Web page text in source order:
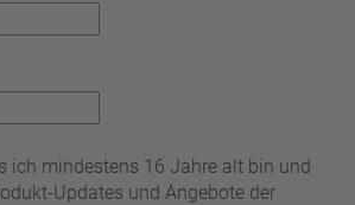
ich mindestens 16 Jahre alt bin und
Updates und Angebote der